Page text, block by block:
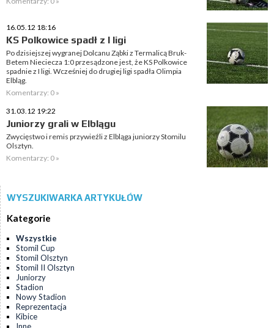
16.05.12 18:16
KS Polkowice spadł z I ligi
Po dzisiejszej wygranej Dolcanu Ząbki z Termalicą Bruk-
Betem Nieciecza 1:0 przesądzone jest, że KS Polkowice
spadnie z I ligi. Wcześniej do drugiej ligi spadła Olimpia
Elbląg.
Komentarzy: 0 »
31.03.12 19:22
Juniorzy grali w Elblągu
Zwycięstwo i remis przywieźli z Elbląga juniorzy Stomilu
Olsztyn.
Komentarzy: 0 »
WYSZUKIWARKA ARTYKUŁÓW
Kategorie
Wszystkie
Stomil Cup
Stomil Olsztyn
Stomil II Olsztyn
Juniorzy
Stadion
Nowy Stadion
Reprezentacja
Kibice